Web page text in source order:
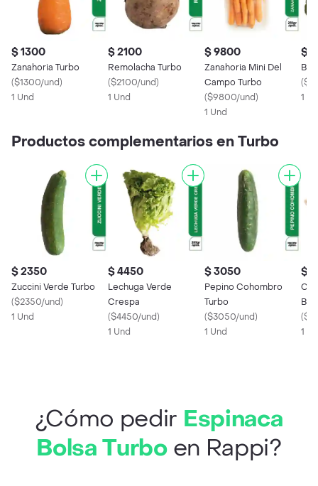
$ 1300
Zanahoria Turbo
($1300/und)
1 Und
$ 2100
Remolacha Turbo
($2100/und)
1 Und
$ 9800
Zanahoria Mini Del
Campo Turbo
($9800/und)
1 Und
$
(
1
Productos complementarios en Turbo
$ 2350
Zuccini Verde Turbo
($2350/und)
1 Und
$ 4450
Lechuga Verde
Crespa
($4450/und)
1 Und
$ 3050
Pepino Cohombro
Turbo
($3050/und)
1 Und
$
(
1
¿Cómo pedir Espinaca
Bolsa Turboen Rappi?